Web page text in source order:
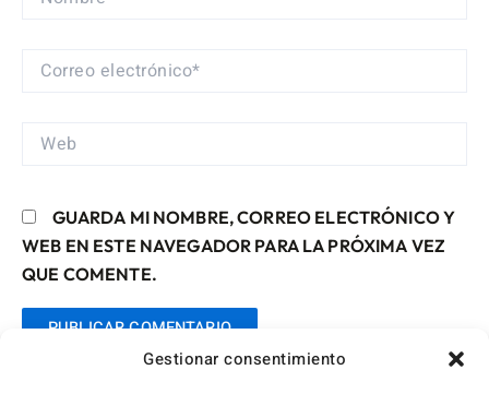
Gestionar consentimiento
CORREO
WEB
GUARDA MI NOMBRE, CORREO ELECTRÓNICO Y
WEB EN ESTE NAVEGADOR PARA LA PRÓXIMA VEZ
QUE COMENTE.